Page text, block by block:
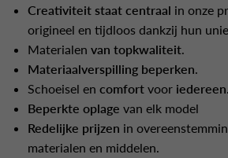
Creativiteit staat centraal in onze
origineel en tijdloos dankzij hun
Materialen van topkwaliteit
Materiaalverspilling beperken
Schoeisel en comfort voor iedereen
Beperkte oplage van elk model
Redelijke prijzen in
materialen en middelen.